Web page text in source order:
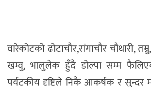
वारेकोटको ढोटाचौर,रांगाचौर चौथारी,
खम्वु, भालुलेक हुँदै डोल्पा सम्म
पर्यटकीय दृष्टिले निकै आकर्षक र सुन्दर